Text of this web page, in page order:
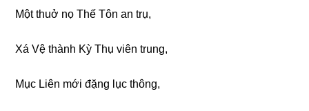
Một thuở nọ Thế Tôn an trụ,
Xá Vệ thành Kỳ Thụ viên trunɡ,
Mục Liên mới đặnɡ lục thônɡ,